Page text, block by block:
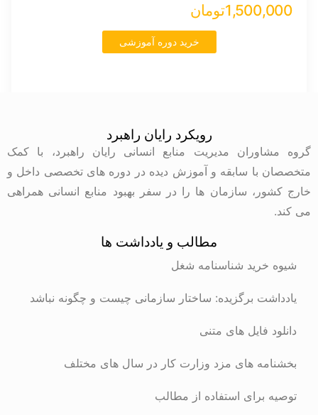
1,500,000تومان
خرید دوره آموزشی
رویکرد رایان راهبرد
گروه مشاوران مدیریت منابع انسانی رایان راهبرد، با کمک
متخصصان با سابقه و آموزش دیده در دوره های تخصصی داخل و
خارج کشور، سازمان ها را در سفر بهبود منابع انسانی همراهی
می کند.
مطالب و یادداشت ها
شیوه خرید شناسنامه شغل
یادداشت برگزیده: ساختار سازمانی چیست و چگونه نباشد
دانلود فایل های متنی
بخشنامه های مزد وزارت کار در سال های مختلف
توصیه برای استفاده از مطالب